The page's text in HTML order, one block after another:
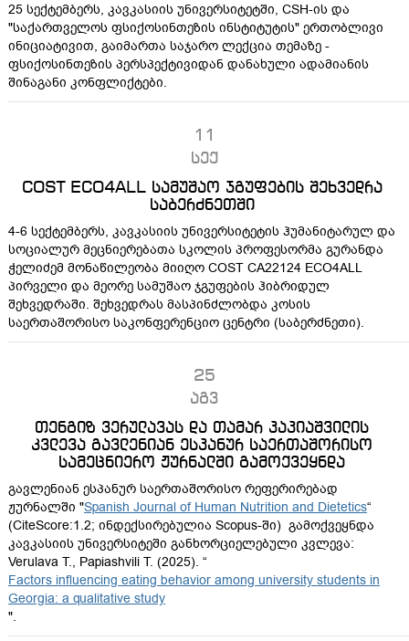
25 სექტემბერს, კავკასიის უნივერსიტეტში, CSH-ის და
"საქართველოს ფსიქოსინთეზის ინსტიტუტის" ერთობლივი
ინიციატივით, გაიმართა საჯარო ლექცია თემაზე -
ფსიქოსინთეზის პერსპექტივიდან დანახული ადამიანის
შინაგანი კონფლიქტები.
11
სექ
COST ECO4ALL სამუშაო ჯგუფების შეხვედრა
საბერძნეთში
4-6 სექტემბერს, კავკასიის უნივერსიტეტის ჰუმანიტარულ და
სოციალურ მეცნიერებათა სკოლის პროფესორმა გურანდა
ჭელიძემ მონაწილეობა მიიღო COST CA22124 ECO4ALL
პირველი და მეორე სამუშაო ჯგუფების ჰიბრიდულ
შეხვედრაში. შეხვედრას მასპინძლობდა კოსის
საერთაშორისო საკონფერენციო ცენტრი (საბერძნეთი).
25
აგვ
თენგიზ ვერულავას და თამარ პაპიაშვილის
კვლევა გავლენიან ესპანურ საერთაშორისო
სამეცნიერო ჟურნალში გამოქვეყნდა
გავლენიან ესპანურ საერთაშორისო რეფერირებად
ჟურნალში "Spanish Journal of Human Nutrition and Dietetics“
(CiteScore:1.2; ინდექსირებულია Scopus-ში) გამოქვეყნდა
კავკასიის უნივერსიტეში განხორციელებული კვლევა:
Verulava T., Papiashvili T. (2025). “
Factors influencing eating behavior among university students in
Georgia: a qualitative study
".